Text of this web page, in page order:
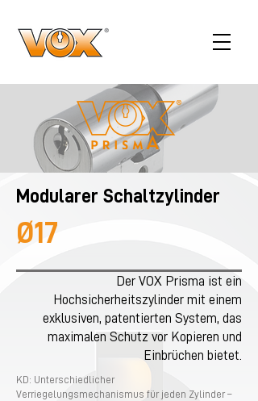
Modularer Schaltzylinder
Ø17
Der VOX Prisma ist ein
Hochsicherheitszylinder mit einem
exklusiven, patentierten System, das
maximalen Schutz vor Kopieren und
Einbrüchen bietet.
KD: Unterschiedlicher
Verriegelungsmechanismus für jeden Zylinder –